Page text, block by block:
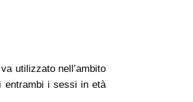
utilizzato nell’ambito
entrambi i sessi in età